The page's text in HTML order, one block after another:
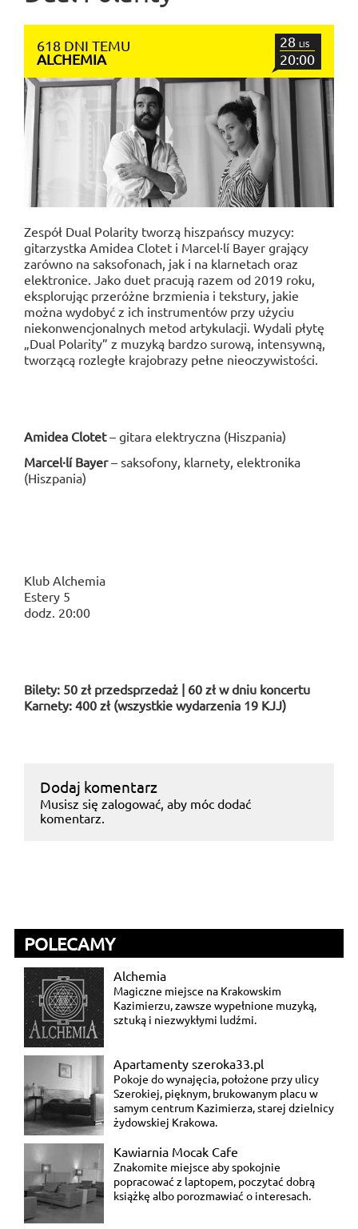
28 LIS
20:00
618 DNI TEMU
ALCHEMIA
Zespół Dual Polarity tworzą hiszpańscy muzycy:
gitarzystka Amidea Clotet i Marcel·lí Bayer grający
zarówno na saksofonach, jak i na klarnetach oraz
elektronice. Jako duet pracują razem od 2019 roku,
eksplorując przeróżne brzmienia i tekstury, jakie
można wydobyć z ich instrumentów przy użyciu
niekonwencjonalnych metod artykulacji. Wydali płytę
„Dual Polarity” z muzyką bardzo surową, intensywną,
tworzącą rozległe krajobrazy pełne nieoczywistości.
Amidea Clotet– gitara elektryczna (Hiszpania)
Marcel·lí Bayer– saksofony, klarnety, elektronika
(Hiszpania)
Klub Alchemia
Estery 5
dodz. 20:00
Bilety: 50 zł przedsprzedaż | 60 zł w dniu koncertu
Karnety: 400 zł (wszystkie wydarzenia 19 KJJ)
Dodaj komentarz
Musisz się zalogować, aby móc dodać
komentarz.
POLECAMY
Alchemia
Magiczne miejsce na Krakowskim
Kazimierzu, zawsze wypełnione muzyką,
sztuką i niezwykłymi ludźmi.
Apartamenty szeroka33.pl
Pokoje do wynajęcia, położone przy ulicy
Szerokiej, pięknym, brukowanym placu w
samym centrum Kazimierza, starej dzielnicy
żydowskiej Krakowa.
Kawiarnia Mocak Cafe
Znakomite miejsce aby spokojnie
popracować z laptopem, poczytać dobrą
książkę albo porozmawiać o interesach.